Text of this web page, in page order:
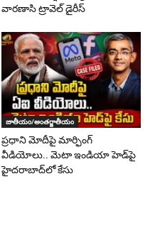
వారణాసి ట్రావెల్ డైరీస్
జాతీయం/అంతర్జాతీయం
ప్రధాని మోదీపై మార్ఫింగ్
వీడియోలు.. మెటా ఇండియా హెడ్‌పై
హైదరాబాద్‌లో కేసు